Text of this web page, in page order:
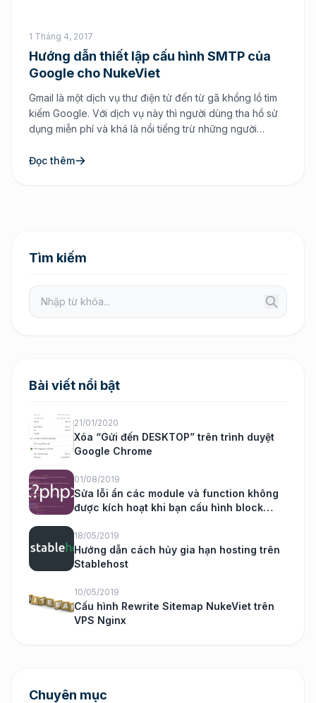
1 Tháng 4, 2017
Hướng dẫn thiết lập cấu hình SMTP của
Google cho NukeViet
Gmail là một dịch vụ thư điện tử đến từ gã khổng lồ tìm
kiếm Google. Với dịch vụ này thì người dùng tha hồ sử
dụng miễn phí và khá là nổi tiếng trừ những người
Google cung cấp cho chúng ta nhiều […]
Đọc thêm
Tìm kiếm
Bài viết nổi bật
21/01/2020
Xóa “Gửi đến DESKTOP” trên trình duyệt
Google Chrome
01/08/2019
Sửa lỗi ẩn các module và function không
được kích hoạt khi bạn cấu hình block
18/05/2019
Hướng dẫn cách hủy gia hạn hosting trên
Stablehost
10/05/2019
Cấu hình Rewrite Sitemap NukeViet trên
VPS Nginx
Chuyên mục